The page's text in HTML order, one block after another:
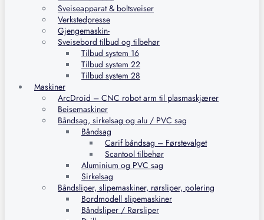
Sveiseapparat & boltsveiser
Verkstedpresse
Gjengemaskin-
Sveisebord tilbud og tilbehør
Tilbud system 16
Tilbud system 22
Tilbud system 28
Maskiner
ArcDroid – CNC robot arm til plasmaskjærer
Beisemaskiner
Båndsag, sirkelsag og alu / PVC sag
Båndsag
Carif båndsag – Førstevalget
Scantool tilbehør
Aluminium og PVC sag
Sirkelsag
Båndsliper, slipemaskiner, rørsliper, polering
Bordmodell slipemaskiner
Båndsliper / Rørsliper